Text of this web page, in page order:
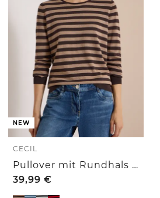
NEW
CECIL
Pullover mit Rundhals und Streifen
39,99 €